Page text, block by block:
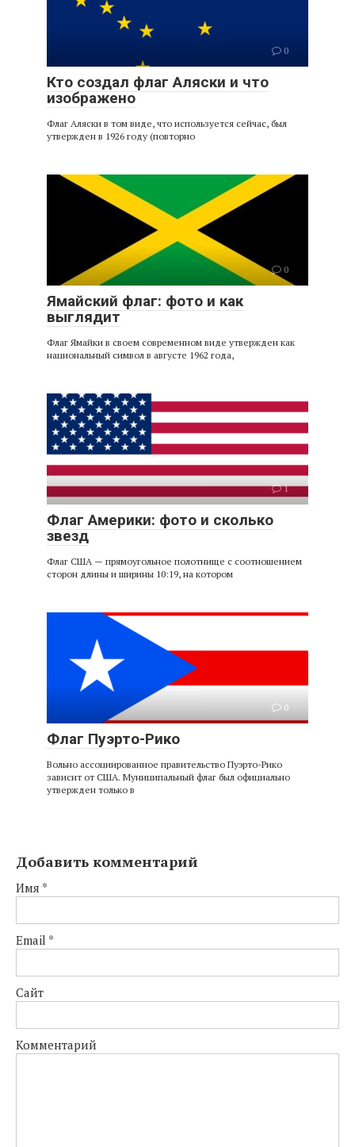
0
Кто создал флаг Аляски и что
изображено
Флаг Аляски в том виде, что используется сейчас, был
утвержден в 1926 году (повторно
0
Ямайский флаг: фото и как
выглядит
Флаг Ямайки в своем современном виде утвержден как
национальный символ в августе 1962 года,
1
Флаг Америки: фото и сколько
звезд
Флаг США — прямоугольное полотнище с соотношением
сторон длины и ширины 10:19, на котором
0
Флаг Пуэрто-Рико
Вольно ассоциированное правительство Пуэрто-Рико
зависит от США. Муниципальный флаг был официально
утвержден только в
Добавить комментарий
Имя *
Email *
Сайт
Комментарий